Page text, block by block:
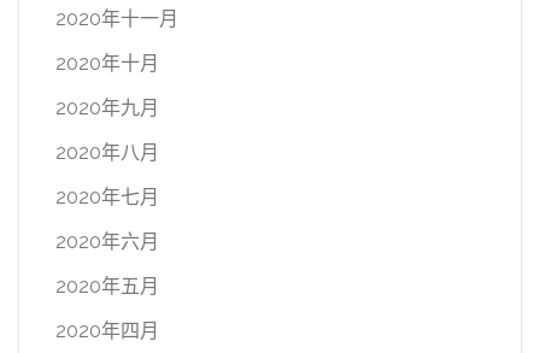
2020年十一月
2020年十月
2020年九月
2020年八月
2020年七月
2020年六月
2020年五月
2020年四月